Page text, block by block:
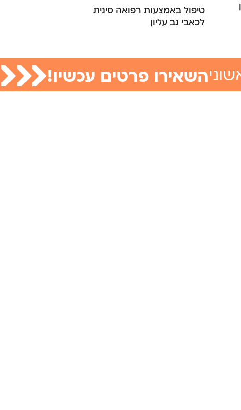
טיפול באמצעות רפואה סינית
לכאבי גב עליון
השאירו פרטים עכשיו!